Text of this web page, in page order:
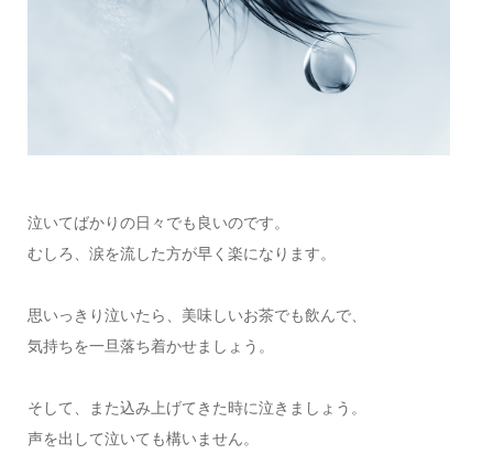
泣いてばかりの日々でも良いのです。
むしろ、涙を流した方が早く楽になります。
思いっきり泣いたら、美味しいお茶でも飲んで、
気持ちを一旦落ち着かせましょう。
そして、また込み上げてきた時に泣きましょう。
声を出して泣いても構いません。